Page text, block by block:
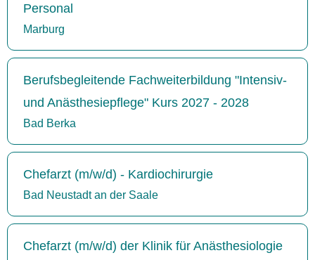
Personal
Marburg
Berufsbegleitende Fachweiterbildung "Intensiv-
und Anästhesiepflege" Kurs 2027 - 2028
Bad Berka
Chefarzt (m/w/d) - Kardiochirurgie
Bad Neustadt an der Saale
Chefarzt (m/w/d) der Klinik für Anästhesiologie